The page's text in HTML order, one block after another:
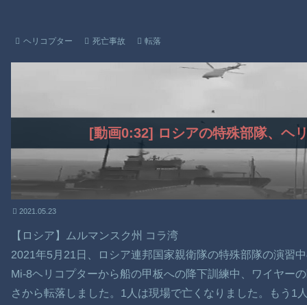
【動画】ロシア軍のドローンをネット発射装置で撃墜するウクラ
渡邊渚さん「私がPTSDと診断された当時、世間はまだPTSDと
ヘリコプター 死亡事故 転落
[動画0:32] ロシアの特殊部隊、ヘ
2021.05.23
【ロシア】ムルマンスク州 コラ湾
2021年5月21日、ロシア連邦国家親衛隊の特殊部隊の演習
Mi-8ヘリコプターから船の甲板への降下訓練中、ワイヤー
さから転落しました。1人は現場で亡くなりました。もう1